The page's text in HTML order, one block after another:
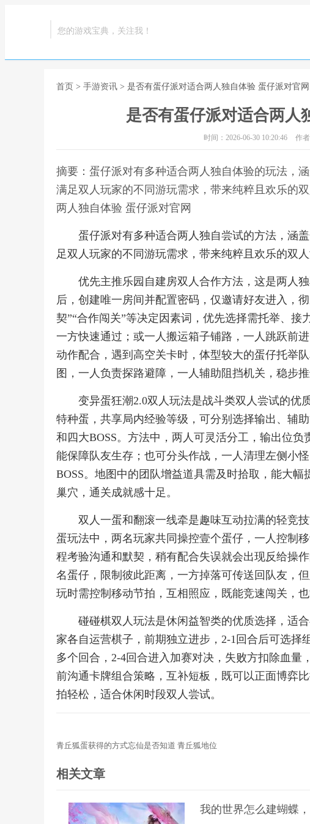
您的游戏宝典，关注我！
首页 > 手游资讯 > 是否有蛋仔派对适合两人独自体验 蛋仔派对官网
是否有蛋仔派对适合两人
时间：2026-06-30 10:20:46 作
摘要：蛋仔派对有多种适合两人独自体验的玩法，
满足双人玩家的不同游玩需求，带来纯粹且欢乐的
两人独自体验 蛋仔派对官网
蛋仔派对有多种适合两人独自尝试的方法，涵
足双人玩家的不同游玩需求，带来纯粹且欢乐的双人
优先主推乐园自建房双人合作方法，这是两人
后，创建唯一房间并配置密码，仅邀请好友进入，
契”“合作闯关”等决定因素词，优先选择需托举、
一方快速通过；或一人搬运箱子铺路，一人跳跃前
动作配合，遇到高空关卡时，体型较大的蛋仔托举
图，一人负责探路避障，一人辅助阻挡机关，稳步推
变异蛋狂潮2.0双人玩法是战斗类双人尝试的优
特种蛋，共享局内经验等级，可分别选择输出、辅
和四大BOSS。方法中，两人可灵活分工，输出位
能保障队友生存；也可分头作战，一人清理左侧小
BOSS。地图中的团队增益道具需及时拾取，能大
巢穴，通关成就感十足。
双人一蛋和翻滚一线牵是趣味互动拉满的轻竞
蛋玩法中，两名玩家共同操控壹个蛋仔，一人控制
程考验沟通和默契，稍有配合失误就会出现反给操
名蛋仔，限制彼此距离，一方掉落可传送回队友，
玩时需控制移动节拍，互相照应，既能竞速闯关，
碰碰棋双人玩法是休闲益智类的优质选择，适
家各自运营棋子，前期独立进步，2-1回合后可选
多个回合，2-4回合进入加赛对决，失败方扣除血
前沟通卡牌组合策略，互补短板，既可以正面博弈
拍轻松，适合休闲时段双人尝试。
青丘狐蛋获得的方式忘仙是否知道 青丘狐地位
相关文章
我的世界怎么建蝴蝶